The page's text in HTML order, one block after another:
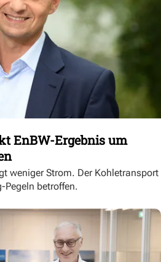
EnBW-Ergebnis um
weniger Strom. Der Kohletransport
Pegeln betroffen.